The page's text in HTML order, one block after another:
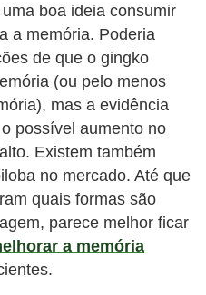
boa ideia consumir
a memória. Poderia
de que o gingko
(ou pelo menos
mas a evidência
possível aumento no
Existem também
no mercado. Até que
quais formas são
parece melhor ficar
a memória